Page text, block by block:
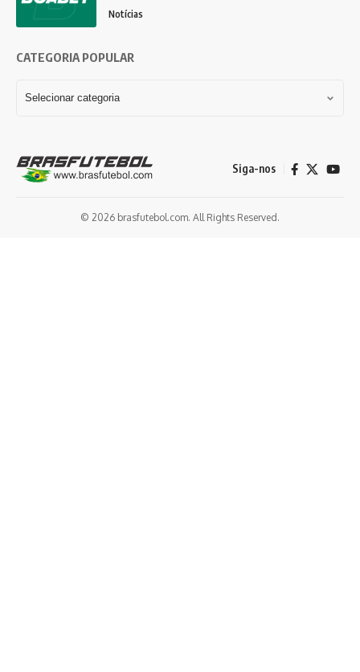
Notícias
CATEGORIA POPULAR
Siga-nos
© 2026 brasfutebol.com. All Rights Reserved.